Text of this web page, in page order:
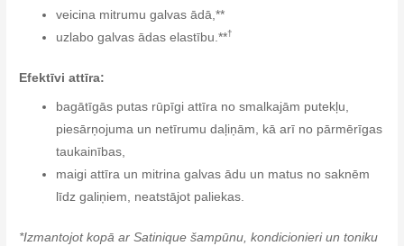
veicina mitrumu galvas ādā,**
uzlabo galvas ādas elastību.**†
Efektīvi attīra:
bagātīgās putas rūpīgi attīra no smalkajām putekļu,
piesārņojuma un netīrumu daļiņām, kā arī no pārmērīgas
taukainības,
maigi attīra un mitrina galvas ādu un matus no saknēm
līdz galiņiem, neatstājot paliekas.
*Izmantojot kopā ar Satinique šampūnu, kondicionieri un toniku